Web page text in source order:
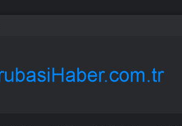
öncüsü Jeff Dean’in ayrılmasıyla %5 düştü